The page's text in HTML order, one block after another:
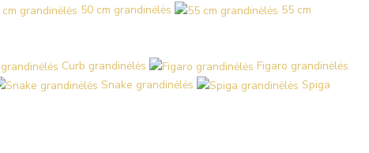
50 cm grandinėlės
55 cm
Curb grandinėlės
Figaro grandinėlės
Snake grandinėlės
Spiga